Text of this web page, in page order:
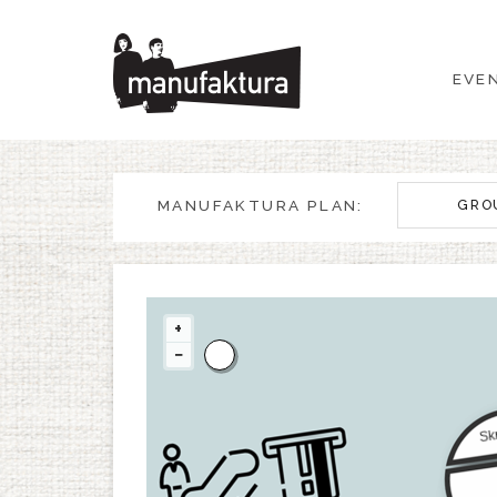
EVENTS
SHOPPING
PROMOTIONS
ENTERTAINMENT
RESTAURANTS
PLAN
ABOUT US
MANUFAKTURA PLAN:
+
−